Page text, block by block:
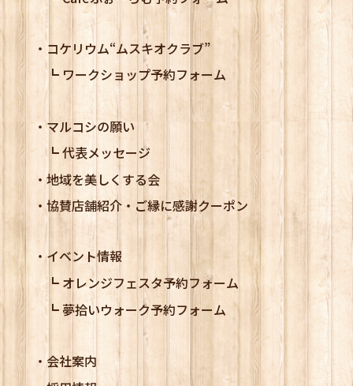
コケリウム“ムスキオクラブ”
ワークショップ予約フォーム
マルコシの願い
代表メッセージ
地域を美しくする会
協賛店舗紹介・ご縁に感謝クーポン
イベント情報
オレンジフェスタ予約フォーム
夢拾いウォーク予約フォーム
会社案内